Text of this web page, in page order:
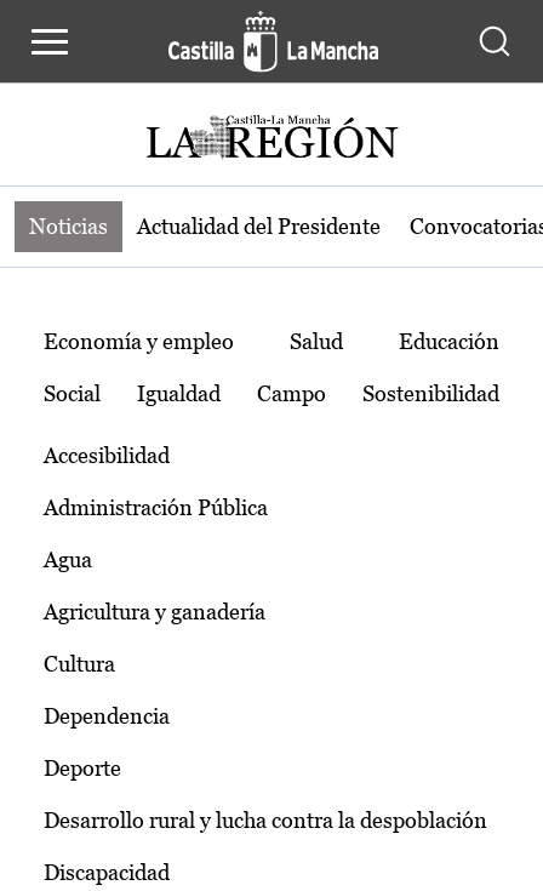
Noticias de la región de Castilla-La
Noticias Actualidad del Presidente
Temas
Economía y empleo Salud Educación
Social Igualdad Campo Sostenibilidad
Accesibilidad
Administración Pública
Agua
Agricultura y ganadería
Cultura
Dependencia
Deporte
Desarrollo rural y lucha contra la despoblación
Discapacidad